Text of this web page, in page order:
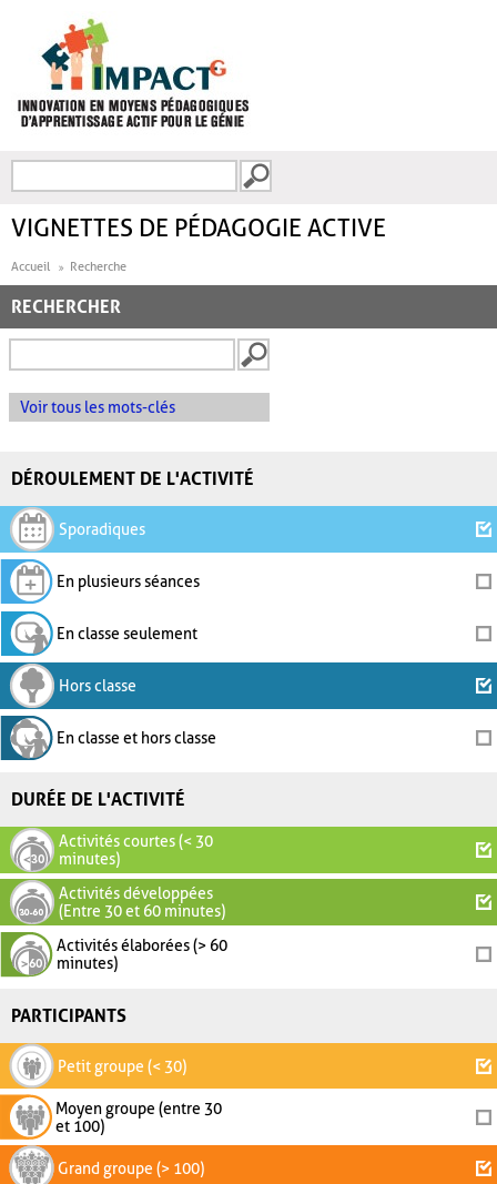
FORMULAIRE DE
VIGNETTES DE PÉDAGOGIE ACTIVE
Accueil Recherche
RECHERCHER
Voir tous les mots-clés
DÉROULEMENT DE L'ACTIVITÉ
Sporadiques
En plusieurs séances
En classe seulement
Hors classe
En classe et hors classe
DURÉE DE L'ACTIVITÉ
Activités courtes (< 30
minutes)
Activités développées
(Entre 30 et 60 minutes)
Activités élaborées (> 60
minutes)
PARTICIPANTS
Petit groupe (< 30)
Moyen groupe (entre 30
et 100)
Grand groupe (> 100)